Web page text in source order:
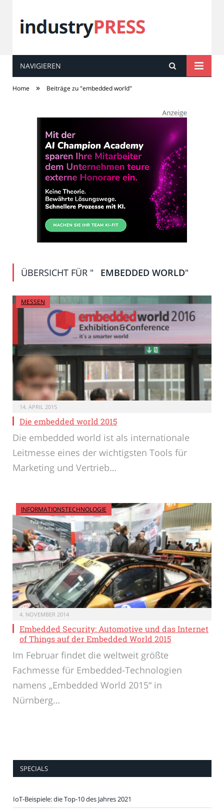
industryPRESS
NAVIGIEREN
Home » Beiträge zu "embedded world"
ÜBERSICHT FÜR " EMBEDDED WORLD"
MESSEN
14. APRIL 2015
Die embedded world 2015
Die embedded world ist als internationale
Leitmesse eines der wichtigsten Tools für
Marketing und Vertrieb…
INFORMATIONSTECHNOLOGIE
4. NOVEMBER 2014
Embedded Security: Automotive und das Internet
of Things auf der Embedded World 2015
Im Februar findet die weltweit größte
Fachmesse für Embedded-Technologien
namens „Embedded World 2015“ in
Nürnberg…
SPECIALS
IoT-Beispiele: die Top-10 des Jahres 2021